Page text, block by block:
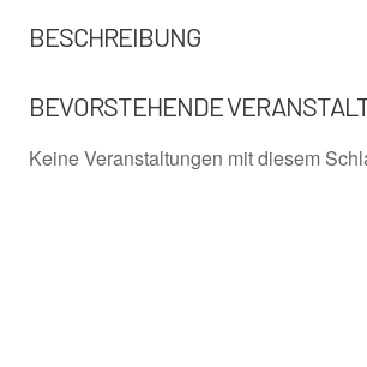
BESCHREIBUNG
BEVORSTEHENDE
Keine Veranstaltungen mit diesem